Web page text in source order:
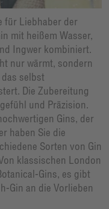
für Liebhaber der
mit heißem Wasser,
Ingwer kombiniert.
nur wärmt, sondern
selbst
Die Zubereitung
und Präzision.
Gins, der
haben Sie die
Sorten von Gin
klassischen London
Gins, es gibt
Gin an die Vorlieben